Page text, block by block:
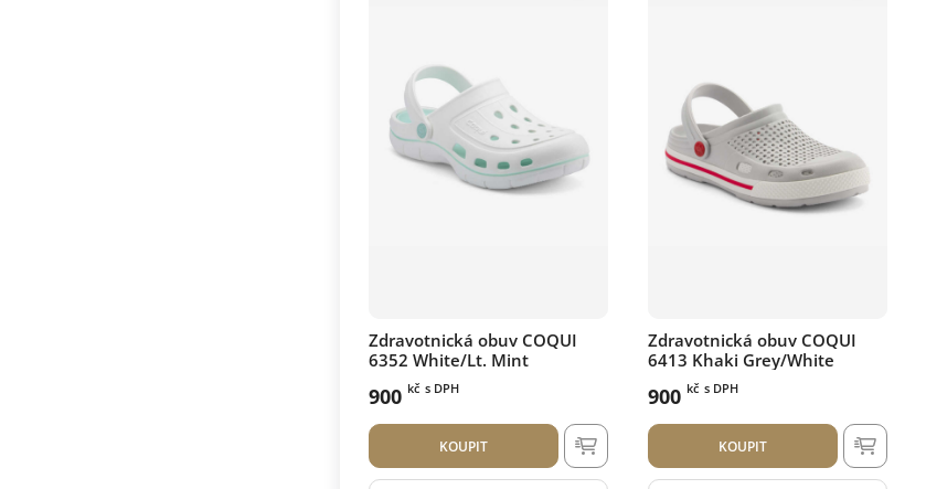
Zdravotnická obuv COQUI
6352 White/Lt. Mint
900 kč s DPH
KOUPIT
Zdravotnická obuv COQUI
6413 Khaki Grey/White
900 kč s DPH
KOUPIT